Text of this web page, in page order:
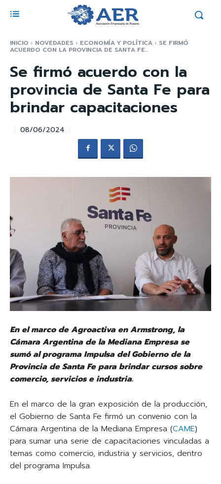
INICIO NOVEDADES ECONOMÍA Y POLÍTICA SE FIRMÓ
ACUERDO CON LA PROVINCIA DE SANTA FE...
Se firmó acuerdo con la
provincia de Santa Fe para
brindar capacitaciones
08/06/2024
En el marco de Agroactiva en Armstrong, la
Cámara Argentina de la Mediana Empresa se
sumó al programa Impulsa del Gobierno de la
Provincia de Santa Fe para brindar cursos sobre
comercio, servicios e industria.
En el marco de la gran exposición de la producción,
el Gobierno de Santa Fe firmó un convenio con la
Cámara Argentina de la Mediana Empresa (CAME)
para sumar una serie de capacitaciones vinculadas a
temas como comercio, industria y servicios, dentro
del programa Impulsa.